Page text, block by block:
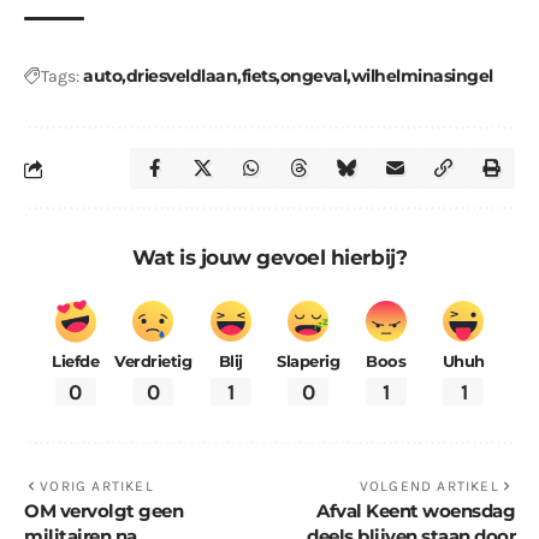
Tags:autodriesveldlaanfietsongevalwilhelminasingel
Wat is jouw gevoel hierbij?
Liefde
0
Verdrietig
0
Blij
1
Slaperig
0
Boos
1
Uhuh
1
VORIG ARTIKEL
OM vervolgt geen
VOLGEND ARTIKEL
Afval Keent woensdag